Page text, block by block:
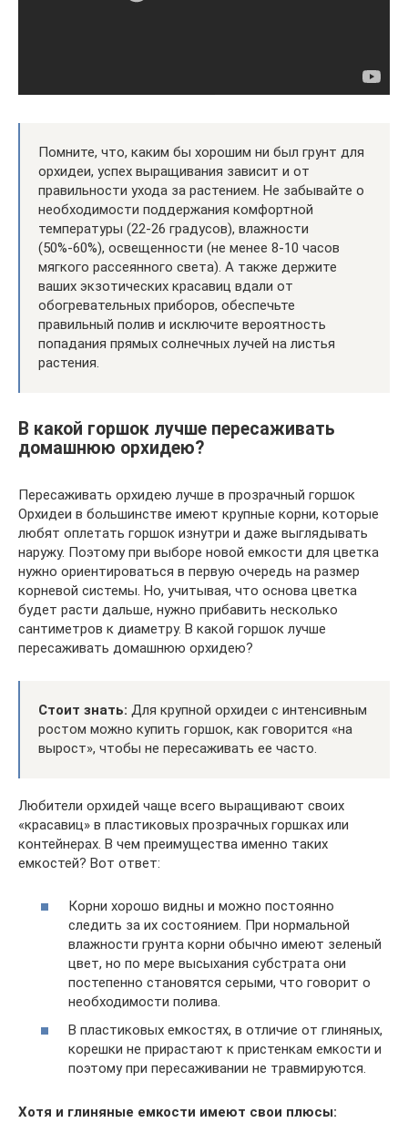
Помните, что, каким бы хорошим ни был грунт для
орхидеи, успех выращивания зависит и от
правильности ухода за растением. Не забывайте о
необходимости поддержания комфортной
температуры (22-26 градусов), влажности
(50%-60%), освещенности (не менее 8-10 часов
мягкого рассеянного света). А также держите
ваших экзотических красавиц вдали от
обогревательных приборов, обеспечьте
правильный полив и исключите вероятность
попадания прямых солнечных лучей на листья
растения.
В какой горшок лучше пересаживать
домашнюю орхидею?
Пересаживать орхидею лучше в прозрачный горшок
Орхидеи в большинстве имеют крупные корни, которые
любят оплетать горшок изнутри и даже выглядывать
наружу. Поэтому при выборе новой емкости для цветка
нужно ориентироваться в первую очередь на размер
корневой системы. Но, учитывая, что основа цветка
будет расти дальше, нужно прибавить несколько
сантиметров к диаметру. В какой горшок лучше
пересаживать домашнюю орхидею?
Стоит знать: Для крупной орхидеи с интенсивным
ростом можно купить горшок, как говорится «на
вырост», чтобы не пересаживать ее часто.
Любители орхидей чаще всего выращивают своих
«красавиц» в пластиковых прозрачных горшках или
контейнерах. В чем преимущества именно таких
емкостей? Вот ответ:
Корни хорошо видны и можно постоянно
следить за их состоянием. При нормальной
влажности грунта корни обычно имеют зеленый
цвет, но по мере высыхания субстрата они
постепенно становятся серыми, что говорит о
необходимости полива.
В пластиковых емкостях, в отличие от глиняных,
корешки не прирастают к пристенкам емкости и
поэтому при пересаживании не травмируются.
Хотя и глиняные емкости имеют свои плюсы: